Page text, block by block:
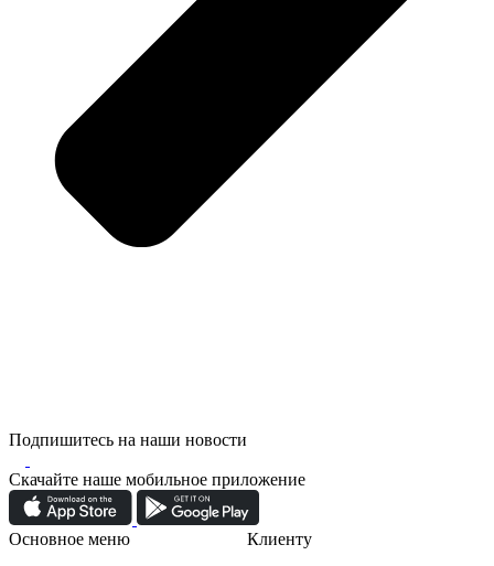
Подпишитесь на наши новости
Скачайте наше мобильное приложение
Основное меню
Клиенту